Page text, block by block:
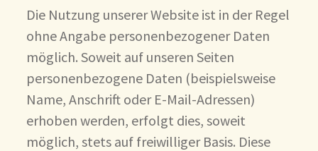
Die Nutzung unserer Website ist in der Regel
ohne Angabe personenbezogener Daten
möglich. Soweit auf unseren Seiten
personenbezogene Daten (beispielsweise
Name, Anschrift oder E-Mail-Adressen)
erhoben werden, erfolgt dies, soweit
möglich, stets auf freiwilliger Basis. Diese